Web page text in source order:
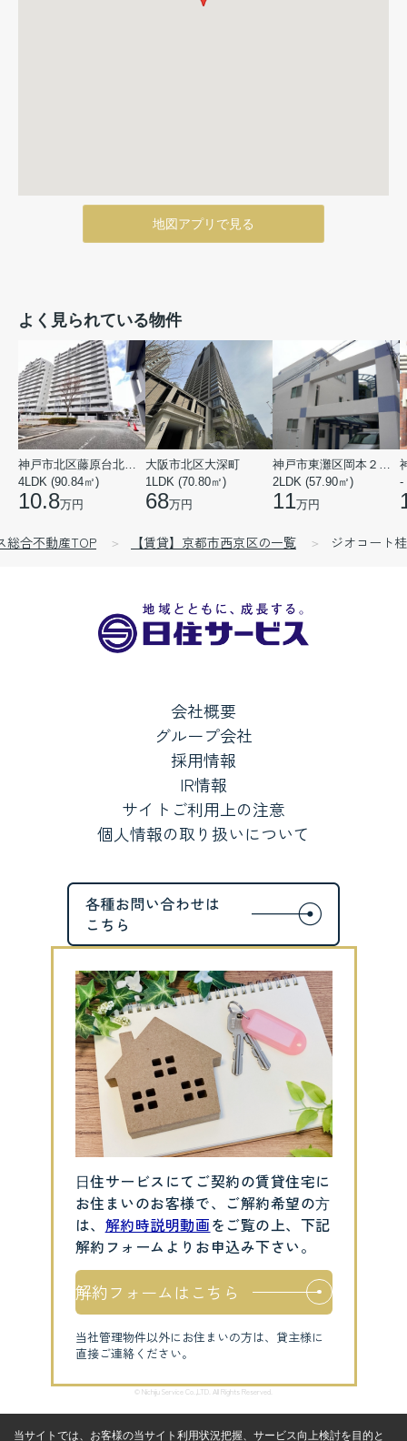
地図アプリで見る
よく見られている物件
神戸市北区藤原台北町５丁目
4LDK (90.84㎡)
10.8万円
大阪市北区大深町
1LDK (70.80㎡)
68万円
神戸市東灘区岡本２丁目
2LDK (57.90㎡)
11万円
-
総合不動産TOP 【賃貸】京都市西京区の一覧 ジオコート桂
会社概要
グループ会社
採用情報
IR情報
サイトご利用上の注意
個人情報の取り扱いについて
⽇住サービスにてご契約の賃貸住宅に
お住まいのお客様で、ご解約希望の⽅
は、 解約時説明動画をご覧の上、下記
解約フォームよりお申込み下さい。
解約フォームはこちら
当社管理物件以外にお住まいの方は、貸主様に
直接ご連絡ください。
© Nichiju Service Co.,LTD. All Rights Reserved.
当サイトでは、お客様の当サイト利用状況把握、サービス向上検討を目的と